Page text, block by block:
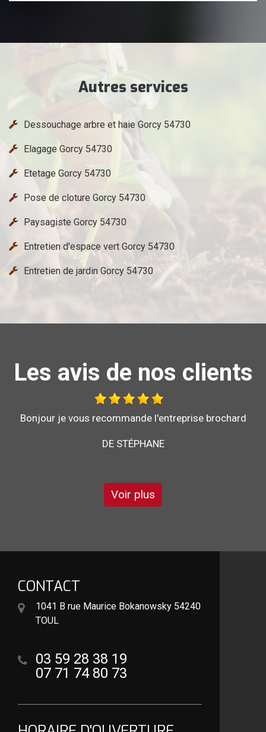
Autres services
Dessouchage arbre et haie Gorcy 54730
Elagage Gorcy 54730
Etetage Gorcy 54730
Pose de cloture Gorcy 54730
Paysagiste Gorcy 54730
Entretien d'espace vert Gorcy 54730
Entretien de jardin Gorcy 54730
Les avis de nos clients
Au top, je recommande !!
DE ORNELLA
Voir plus
CONTACT
1041 B rue Maurice Bokanowsky 54240
TOUL
03 59 28 38 19
07 71 74 80 73